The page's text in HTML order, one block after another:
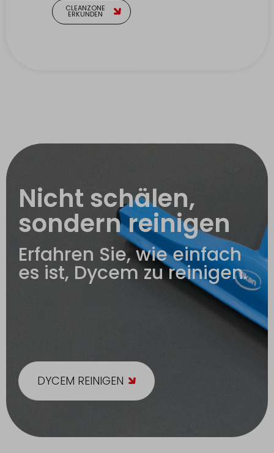
CLEANZONE
ERKUNDEN
Nicht schälen,
sondern reinigen
Erfahren Sie, wie einfach
es ist, Dycem zu reinigen.
DYCEM REINIGEN